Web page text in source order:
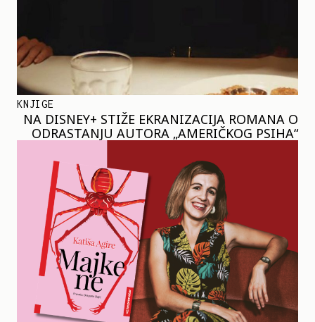
KNJIGE
NA DISNEY+ STIŽE EKRANIZACIJA ROMANA O
ODRASTANJU AUTORA „AMERIČKOG PSIHA“